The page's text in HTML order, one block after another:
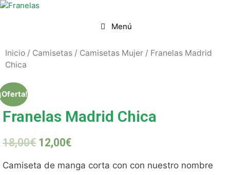
Menú
Inicio / Camisetas / Camisetas Mujer / Franelas Madrid
Chica
Franelas Madrid Chica
18,00€ 12,00€
Camiseta de manga corta con con nuestro nombre